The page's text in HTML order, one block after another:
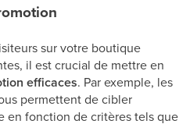
sur votre boutique
il est crucial de mettre en
efficaces. Par exemple, les
permettent de cibler
en fonction de critères tels que